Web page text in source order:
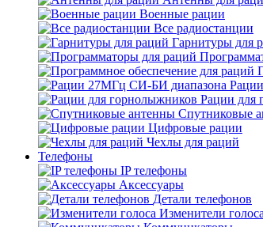
Военные рации
Все радиостанции
Гарнитуры для
Рации для
Спутниковые
Цифровые рации
Чехлы для раций
Телефоны
IP телефоны
Аксессуары
Детали телефонов
Изменители голоса